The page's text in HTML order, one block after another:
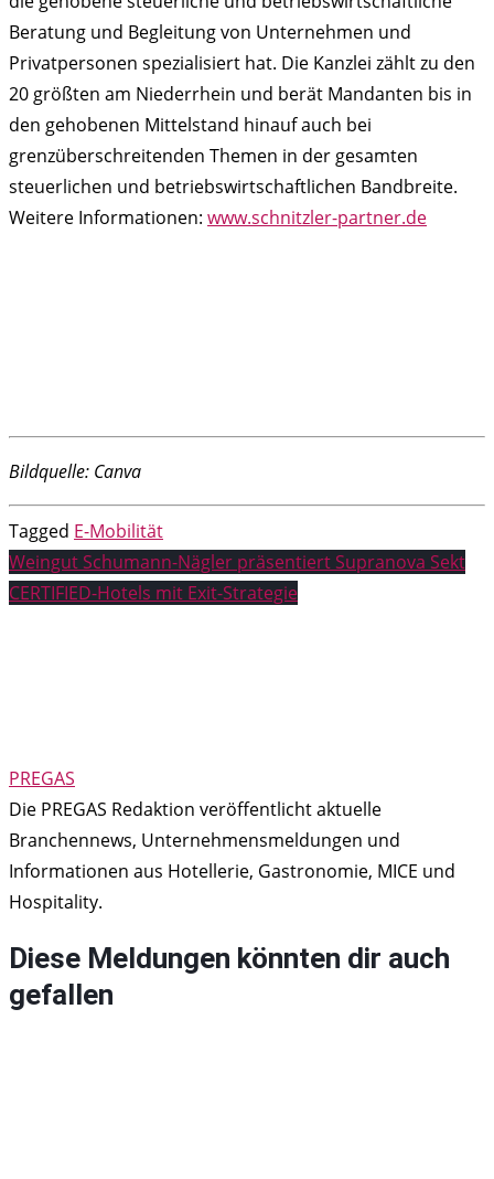
Beratung und Begleitung von Unternehmen und
Privatpersonen spezialisiert hat. Die Kanzlei zählt zu den
20 größten am Niederrhein und berät Mandanten bis in
den gehobenen Mittelstand hinauf auch bei
grenzüberschreitenden Themen in der gesamten
steuerlichen und betriebswirtschaftlichen Bandbreite.
Weitere Informationen: www.schnitzler-partner.de
Bildquelle: Canva
Tagged E-Mobilität
Beitragsnavigation
Weingut Schumann-Nägler präsentiert Supranova Sekt
CERTIFIED-Hotels mit Exit-Strategie
PREGAS
Die PREGAS Redaktion veröffentlicht aktuelle
Branchennews, Unternehmensmeldungen und
Informationen aus Hotellerie, Gastronomie, MICE und
Hospitality.
Diese Meldungen könnten dir auch
gefallen